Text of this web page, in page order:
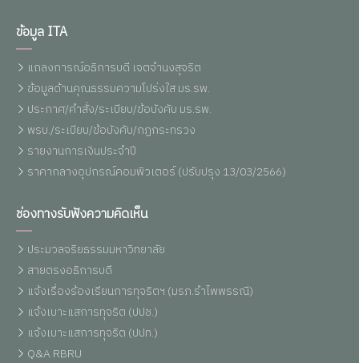
ข้อมูล ITA
แถลงการณ์อธิการบดี เจตจำนงสุจริต
ข้อมูลด้านคุณธรรมความโปร่งใส มร.รพ.
ประกาศ/คำสั่ง/ระเบียบ/ข้อบังคับ มร.รพ.
พรบ./ระเบียบ/ข้อบังคับ/กฏกระทรวง
รายงานการเงินประจำปี
ราคากลางอุปกรณ์คอมพิวเตอร์ (ปรับปรุง 13/03/2566)
ช่องทางรับฟังความคิดเห็น
ประมวลจริยธรรมมหาวิทยาลัย
สายตรงอธิการบดี
แจ้งเรื่องร้องเรียนการทุจริตฯ (มรภ.รำไพพรรณี)
แจ้งเบาะแสการทุจริต (ปปช.)
แจ้งเบาะแสการทุจริต (ปปท.)
Q&A RBRU